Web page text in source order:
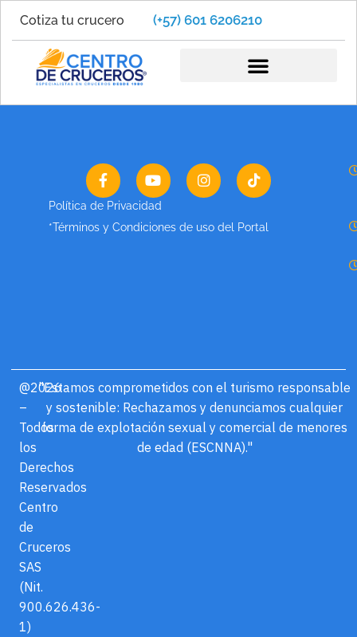
Cotiza tu crucero (+57) 601 6206210
Caribe 2025
Política de Privacidad
*Términos y Condiciones de uso del Portal
@2026
–
Todos
los
Derechos
Reservados
Centro
de
Cruceros
SAS
(Nit.
900.626.436-
1)
"Estamos comprometidos con el turismo responsable
y sostenible: Rechazamos y denunciamos cualquier
forma de explotación sexual y comercial de menores
de edad (ESCNNA)."